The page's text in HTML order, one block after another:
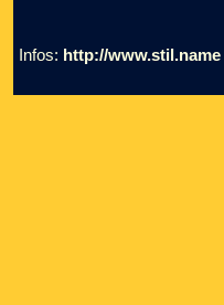
Infos: http://www.stil.name